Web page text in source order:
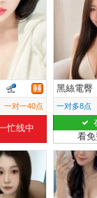
一对一40点
忙线中
黑絲電臀
一对多8点
看